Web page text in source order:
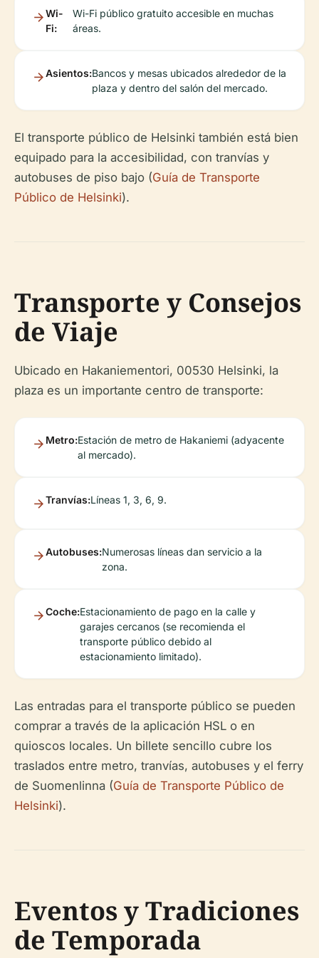
Wi-
Fi:
Wi-Fi público gratuito accesible en muchas
áreas.
Asientos:Bancos y mesas ubicados alrededor de la
plaza y dentro del salón del mercado.
El transporte público de Helsinki también está bien
equipado para la accesibilidad, con tranvías y
autobuses de piso bajo (Guía de Transporte
Público de Helsinki).
Transporte y Consejos
de Viaje
Ubicado en Hakaniementori, 00530 Helsinki, la
plaza es un importante centro de transporte:
Metro:Estación de metro de Hakaniemi (adyacente
al mercado).
Tranvías:Líneas 1, 3, 6, 9.
Autobuses:Numerosas líneas dan servicio a la
zona.
Coche:Estacionamiento de pago en la calle y
garajes cercanos (se recomienda el
transporte público debido al
estacionamiento limitado).
Las entradas para el transporte público se pueden
comprar a través de la aplicación HSL o en
quioscos locales. Un billete sencillo cubre los
traslados entre metro, tranvías, autobuses y el ferry
de Suomenlinna (Guía de Transporte Público de
Helsinki).
Eventos y Tradiciones
de Temporada